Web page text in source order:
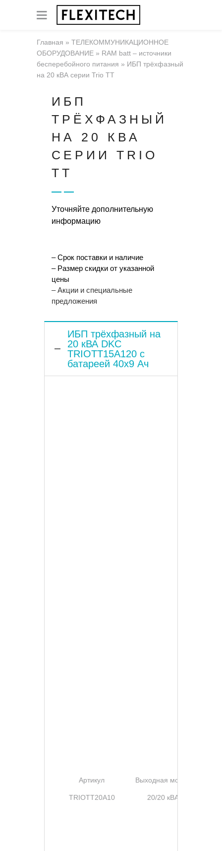
Главная » ТЕЛЕКОММУНИКАЦИОННОЕ
ОБОРУДОВАНИЕ » RAM batt – источники
бесперебойного питания » ИБП трёхфазный
на 20 кВА серии Trio TT
ИБП
ТРЁХФАЗНЫЙ
НА 20 КВА
СЕРИИ TRIO
TT
Уточняйте дополнительную
информацию
– Срок поставки и наличие
– Размер скидки от указанной
цены
– Акции и специальные
предложения
ИБП трёхфазный на
20 кВА DKC
TRIOTT15A120 с
батареей 40x9 Ач
Артикул Выходная мощность
TRIOTT20A10 20/20 кВА/кВт